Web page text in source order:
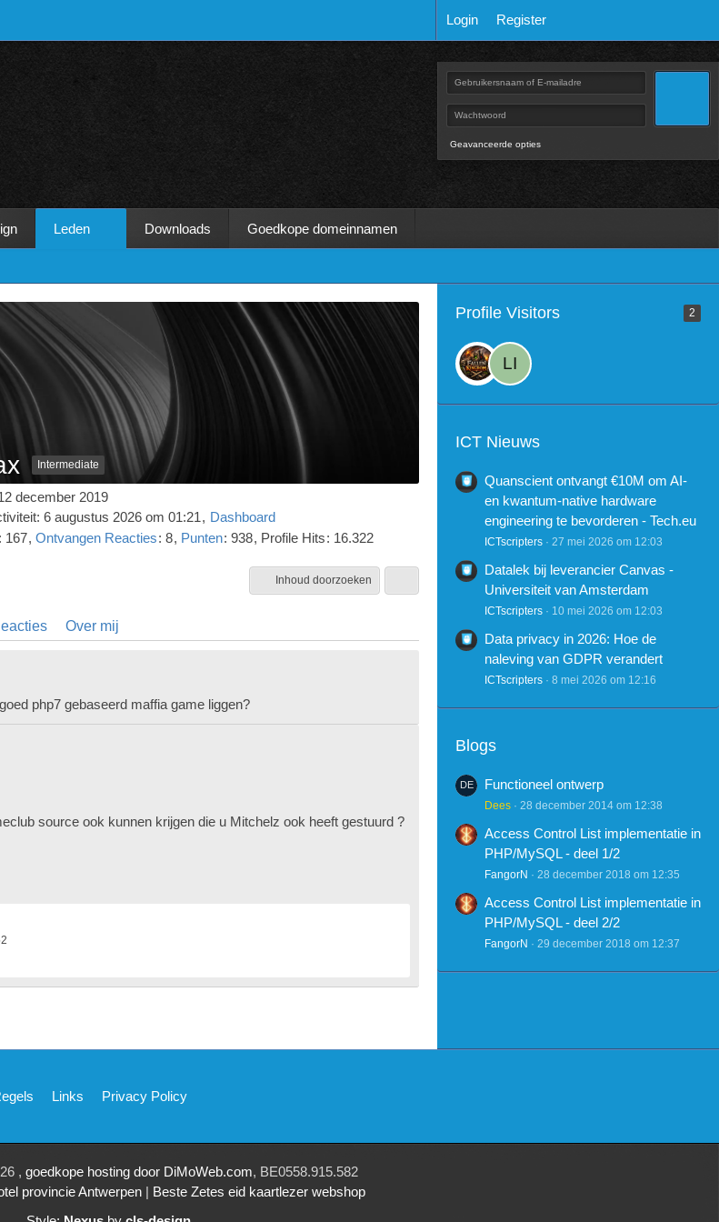
Login Register
Geavanceerde opties
Leden Downloads Goedkope domeinnamen
Intermediate
december 2019
6 augustus 2026 om 01:21
Dashboard
167 Ontvangen Reacties 8 Punten 938 Profile Hits 16.322
Inhoud doorzoeken
Over mij
php7 gebaseerd maffia game liggen?
source ook kunnen krijgen die u Mitchelz ook heeft gestuurd ?
Profile Visitors 2
ICT Nieuws
Quanscient ontvangt €10M om AI-
en kwantum-native hardware
engineering te bevorderen - Tech.eu
ICTscripters 27 mei 2026 om 12:03
Datalek bij leverancier Canvas -
Universiteit van Amsterdam
ICTscripters 10 mei 2026 om 12:03
Data privacy in 2026: Hoe de
naleving van GDPR verandert
ICTscripters 8 mei 2026 om 12:16
Blogs
Functioneel ontwerp
Dees 28 december 2014 om 12:38
Access Control List implementatie in
PHP/MySQL - deel 1/2
FangorN 28 december 2018 om 12:35
Access Control List implementatie in
PHP/MySQL - deel 2/2
FangorN 29 december 2018 om 12:37
Links Privacy Policy
, goedkope hosting door DiMoWeb.com, BE0558.915.582
provincie Antwerpen | Beste Zetes eid kaartlezer webshop